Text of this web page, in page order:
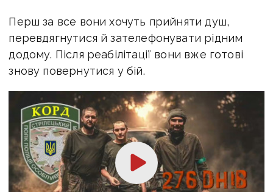
Перш за все вони хочуть прийняти душ,
перевдягнутися й зателефонувати рідним
додому. Після реабілітації вони вже готові
знову повернутися у бій.